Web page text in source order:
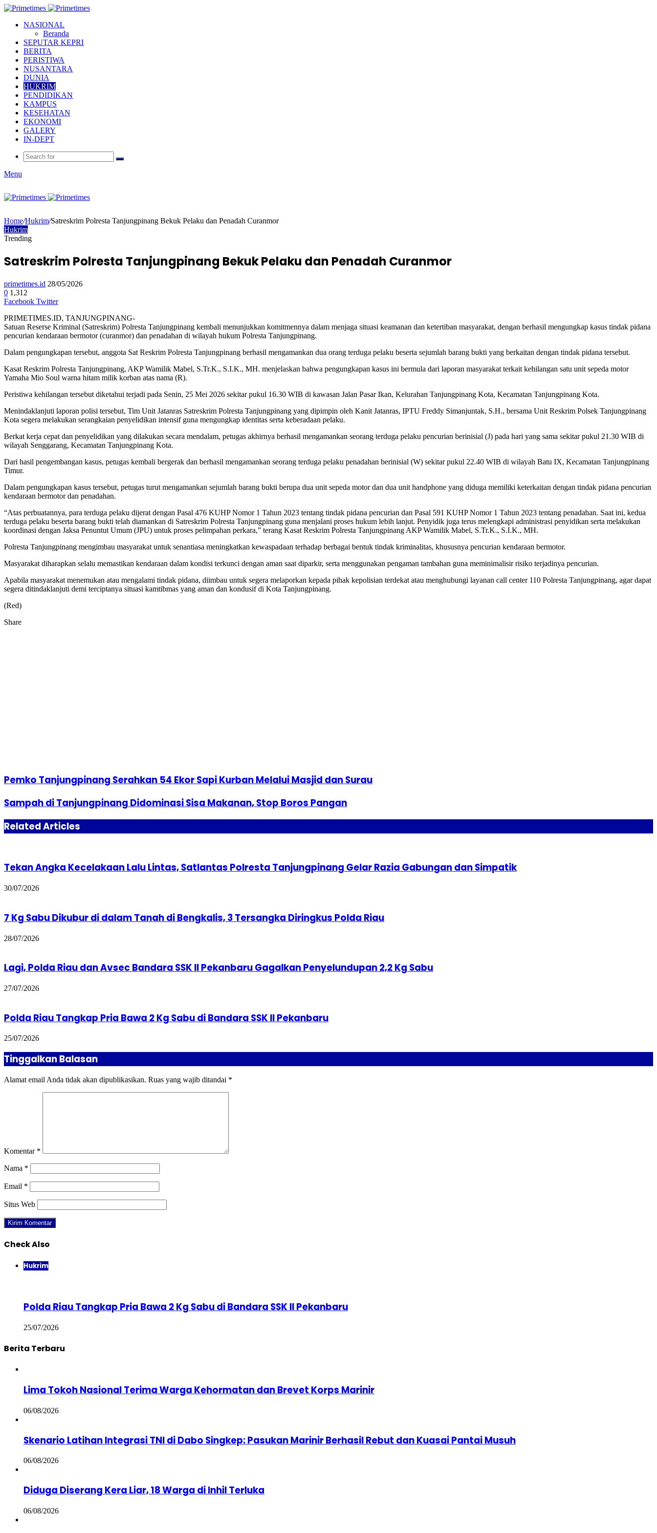
NASIONAL
Beranda
SEPUTAR KEPRI
BERITA
PERISTIWA
NUSANTARA
DUNIA
HUKRIM
PENDIDIKAN
KAMPUS
KESEHATAN
EKONOMI
GALERY
IN-DEPT
Menu
Home/Hukrim/Satreskrim Polresta Tanjungpinang Bekuk Pelaku dan Penadah Curanmor
Hukrim
Trending
Satreskrim Polresta Tanjungpinang Bekuk Pelaku dan Penadah Curanmor
primetimes.id 28/05/2026
0 1,312
Facebook TwitterGoogle+
WhatsApp
Telegram
PRIMETIMES.ID, TANJUNGPINANG-
Satuan Reserse Kriminal (Satreskrim) Polresta Tanjungpinang kembali menunjukkan komitmennya dalam menjaga situasi keamanan dan ketertiban masyarakat, dengan berhasil mengungkap kasus tindak pidana
pencurian kendaraan bermotor (curanmor) dan penadahan di wilayah hukum Polresta Tanjungpinang.
Dalam pengungkapan tersebut, anggota Sat Reskrim Polresta Tanjungpinang berhasil mengamankan dua orang terduga pelaku beserta sejumlah barang bukti yang berkaitan dengan tindak pidana tersebut.
Kasat Reskrim Polresta Tanjungpinang, AKP Wamilik Mabel, S.Tr.K., S.I.K., MH. menjelaskan bahwa pengungkapan kasus ini bermula dari laporan masyarakat terkait kehilangan satu unit sepeda motor
Yamaha Mio Soul warna hitam milik korban atas nama (R).
Peristiwa kehilangan tersebut diketahui terjadi pada Senin, 25 Mei 2026 sekitar pukul 16.30 WIB di kawasan Jalan Pasar Ikan, Kelurahan Tanjungpinang Kota, Kecamatan Tanjungpinang Kota.
Menindaklanjuti laporan polisi tersebut, Tim Unit Jatanras Satreskrim Polresta Tanjungpinang yang dipimpin oleh Kanit Jatanras, IPTU Freddy Simanjuntak, S.H., bersama Unit Reskrim Polsek Tanjungpinang
Kota segera melakukan serangkaian penyelidikan intensif guna mengungkap identitas serta keberadaan pelaku.
Berkat kerja cepat dan penyelidikan yang dilakukan secara mendalam, petugas akhirnya berhasil mengamankan seorang terduga pelaku pencurian berinisial (J) pada hari yang sama sekitar pukul 21.30 WIB di
wilayah Senggarang, Kecamatan Tanjungpinang Kota.
Dari hasil pengembangan kasus, petugas kembali bergerak dan berhasil mengamankan seorang terduga pelaku penadahan berinisial (W) sekitar pukul 22.40 WIB di wilayah Batu IX, Kecamatan Tanjungpinang
Timur.
Dalam pengungkapan kasus tersebut, petugas turut mengamankan sejumlah barang bukti berupa dua unit sepeda motor dan dua unit handphone yang diduga memiliki keterkaitan dengan tindak pidana pencurian
kendaraan bermotor dan penadahan.
“Atas perbuatannya, para terduga pelaku dijerat dengan Pasal 476 KUHP Nomor 1 Tahun 2023 tentang tindak pidana pencurian dan Pasal 591 KUHP Nomor 1 Tahun 2023 tentang penadahan. Saat ini, kedua
terduga pelaku beserta barang bukti telah diamankan di Satreskrim Polresta Tanjungpinang guna menjalani proses hukum lebih lanjut. Penyidik juga terus melengkapi administrasi penyidikan serta melakukan
koordinasi dengan Jaksa Penuntut Umum (JPU) untuk proses pelimpahan perkara,” terang Kasat Reskrim Polresta Tanjungpinang AKP Wamilik Mabel, S.Tr.K., S.I.K., MH.
Polresta Tanjungpinang mengimbau masyarakat untuk senantiasa meningkatkan kewaspadaan terhadap berbagai bentuk tindak kriminalitas, khususnya pencurian kendaraan bermotor.
Masyarakat diharapkan selalu memastikan kendaraan dalam kondisi terkunci dengan aman saat diparkir, serta menggunakan pengaman tambahan guna meminimalisir risiko terjadinya pencurian.
Apabila masyarakat menemukan atau mengalami tindak pidana, diimbau untuk segera melaporkan kepada pihak kepolisian terdekat atau menghubungi layanan call center 110 Polresta Tanjungpinang, agar dapat
segera ditindaklanjuti demi terciptanya situasi kamtibmas yang aman dan kondusif di Kota Tanjungpinang.
(Red)
Share
Pemko Tanjungpinang Serahkan 54 Ekor Sapi Kurban Melalui Masjid dan Surau
Sampah di Tanjungpinang Didominasi Sisa Makanan, Stop Boros Pangan
Related Articles
Tekan Angka Kecelakaan Lalu Lintas, Satlantas Polresta Tanjungpinang Gelar Razia Gabungan dan Simpatik
30/07/2026
7 Kg Sabu Dikubur di dalam Tanah di Bengkalis, 3 Tersangka Diringkus Polda Riau
28/07/2026
Lagi, Polda Riau dan Avsec Bandara SSK II Pekanbaru Gagalkan Penyelundupan 2,2 Kg Sabu
27/07/2026
Polda Riau Tangkap Pria Bawa 2 Kg Sabu di Bandara SSK II Pekanbaru
25/07/2026
Tinggalkan Balasan
Alamat email Anda tidak akan dipublikasikan. Ruas yang wajib ditandai *
Komentar *
Nama *
Email *
Situs Web
Check Also
Close Hukrim
Polda Riau Tangkap Pria Bawa 2 Kg Sabu di Bandara SSK II Pekanbaru
25/07/2026
Berita Terbaru
Lima Tokoh Nasional Terima Warga Kehormatan dan Brevet Korps Marinir
06/08/2026
Skenario Latihan Integrasi TNI di Dabo Singkep: Pasukan Marinir Berhasil Rebut dan Kuasai Pantai Musuh
06/08/2026
Diduga Diserang Kera Liar, 18 Warga di Inhil Terluka
06/08/2026